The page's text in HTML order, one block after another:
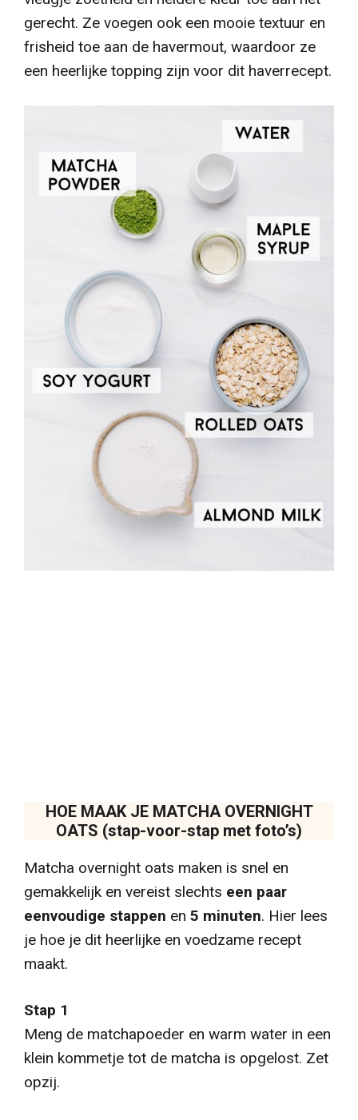
gerecht. Ze voegen ook een mooie textuur en
frisheid toe aan de havermout, waardoor ze
een heerlijke topping zijn voor dit haverrecept.
HOE MAAK JE MATCHA OVERNIGHT
OATS (stap-voor-stap met foto’s)
Matcha overnight oats maken is snel en
gemakkelijk en vereist slechts een paar
eenvoudige stappen en 5 minuten. Hier lees
je hoe je dit heerlijke en voedzame recept
maakt.
Stap 1
Meng de matchapoeder en warm water in een
klein kommetje tot de matcha is opgelost. Zet
opzij.